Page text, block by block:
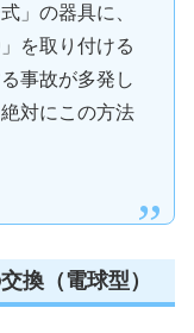
」の器具に、
を取り付ける
事故が多発し
対にこの方法
換（電球型）